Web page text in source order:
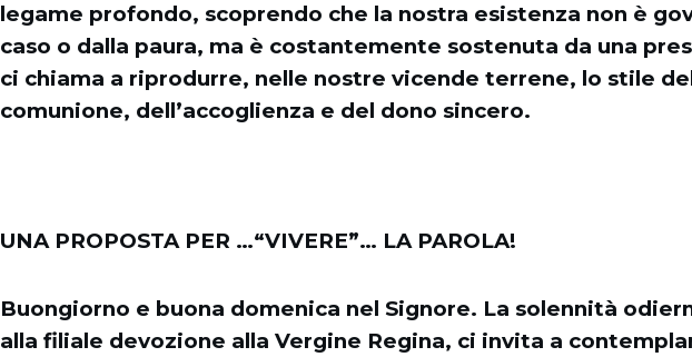
legame profondo, scoprendo che la nostra esistenza non è
caso o dalla paura, ma è costantemente sostenuta da una
ci chiama a riprodurre, nelle nostre vicende terrene, lo stile
comunione, dell’accoglienza e del dono sincero.
UNA PROPOSTA PER …“VIVERE”… LA PAROLA!
Buongiorno e buona domenica nel Signore. La solennità
alla filiale devozione alla Vergine Regina, ci invita a